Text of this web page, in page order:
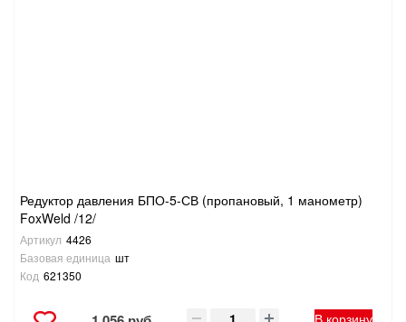
Редуктор давления БПО-5-СВ (пропановый, 1 манометр)
FoxWeld /12/
Артикул 4426
Базовая единица шт
Код 621350